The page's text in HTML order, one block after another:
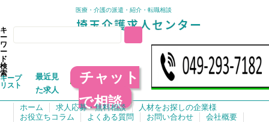
医療・介護の派遣・紹介・転職相談
キ
ー
ワ
ー
ド
検
索
キープ
リスト
最近見
た求人
チャット
で相談
ホーム 求人応募・無料相談
人材をお探しの企業様
お役立ちコラム
よくある質問 お問い合わせ 会社概要